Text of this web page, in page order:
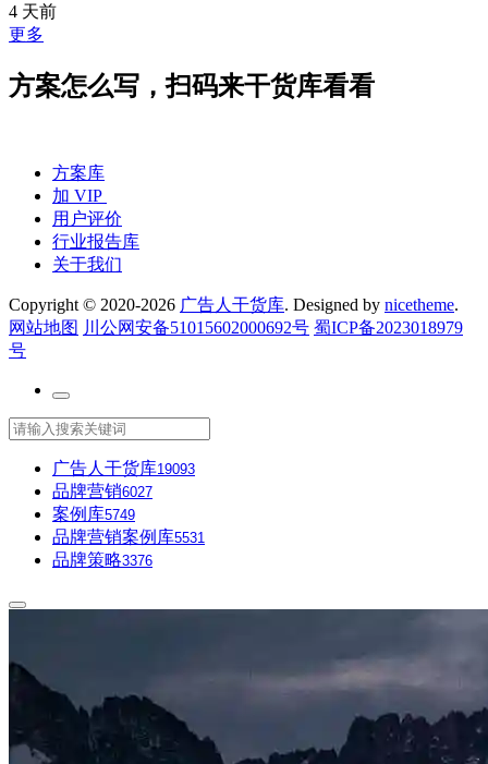
4 天前
更多
方案怎么写，扫码来干货库看看
方案库
加 VIP
用户评价
行业报告库
关于我们
Copyright © 2020-2026 广告人干货库. Designed by nicetheme.
网站地图 川公网安备51015602000692号 蜀ICP备2023018979
号
广告人干货库19093
品牌营销6027
案例库5749
品牌营销案例库5531
品牌策略3376